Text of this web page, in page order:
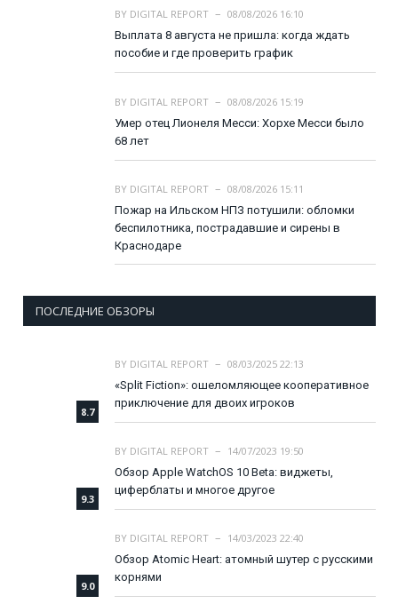
BY DIGITAL REPORT
08/08/2026 16:10
Выплата 8 августа не пришла: когда ждать
пособие и где проверить график
BY DIGITAL REPORT
08/08/2026 15:19
Умер отец Лионеля Месси: Хорхе Месси было
68 лет
BY DIGITAL REPORT
08/08/2026 15:11
Пожар на Ильском НПЗ потушили: обломки
беспилотника, пострадавшие и сирены в
Краснодаре
ПОСЛЕДНИЕ ОБЗОРЫ
8.7
BY DIGITAL REPORT
08/03/2025 22:13
«Split Fiction»: ошеломляющее кооперативное
приключение для двоих игроков
9.3
BY DIGITAL REPORT
14/07/2023 19:50
Обзор Apple WatchOS 10 Beta: виджеты,
циферблаты и многое другое
9.0
BY DIGITAL REPORT
14/03/2023 22:40
Обзор Atomic Heart: атомный шутер с русскими
корнями